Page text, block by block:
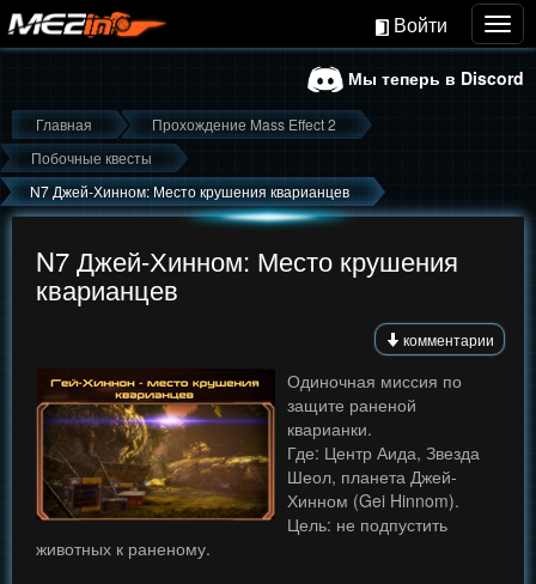
Войти
Мы теперь в Discord
Главная
Прохождение Mass Effect 2
Побочные квесты
N7 Джей-Хинном: Место крушения кварианцев
N7 Джей-Хинном: Место крушения
кварианцев
комментарии
Одиночная миссия по
защите раненой
кварианки.
Где: Центр Аида, Звезда
Шеол, планета Джей-
Хинном (Gei Hinnom).
Цель: не подпустить
животных к раненому.